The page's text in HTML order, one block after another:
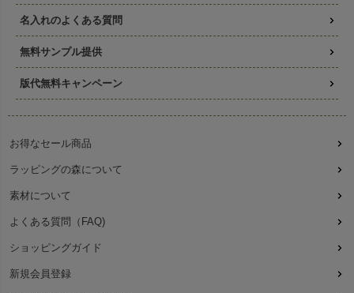
名入れのよくある質問
無料サンプル提供
版代無料キャンペーン
お得なセール商品
ラッピングの森について
素材について
よくある質問（FAQ)
ショッピングガイド
新規会員登録